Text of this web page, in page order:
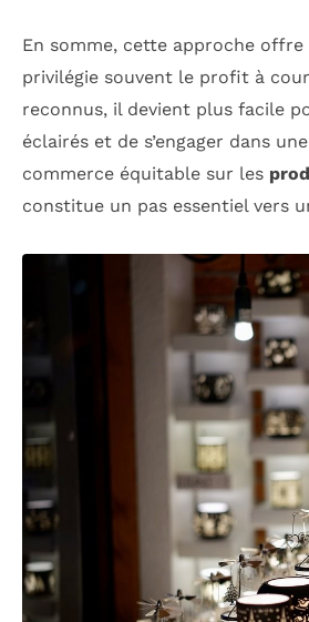
En somme, cette approche
privilégie souvent le profit à
reconnus, il devient plus facile
éclairés et de s’engager dans une
commerce équitable sur les
constitue un pas essentiel vers